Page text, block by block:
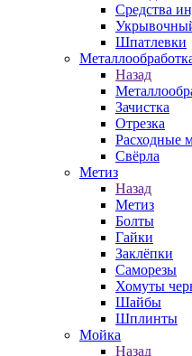
Средства
Шпатлевки
Назад
Зачистка
Отрезка
Расходные
Свёрла
Метиз
Назад
Метиз
Болты
Гайки
Заклёпки
Саморезы
Хомуты
Шайбы
Шплинты
Мойка
Назад